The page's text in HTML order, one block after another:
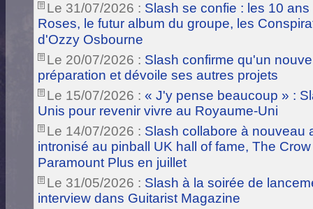
Le 31/07/2026 : Slash se confie : les 10
Roses, le futur album du groupe, les
d'Ozzy Osbourne
Le 20/07/2026 : Slash confirme qu'un
préparation et dévoile ses autres projets
Le 15/07/2026 : « J'y pense beaucoup » :
Unis pour revenir vivre au Royaume-Uni
Le 14/07/2026 : Slash collabore à nouveau
intronisé au pinball UK hall of fame, The
Paramount Plus en juillet
Le 31/05/2026 : Slash à la soirée de
interview dans Guitarist Magazine